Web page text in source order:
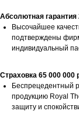
Абсолютная гарантия
Высочайшее
подтверждены
индивидуальный
Страховка 65 000 000
Беспрецедентный
продукцию Royal
защиту и